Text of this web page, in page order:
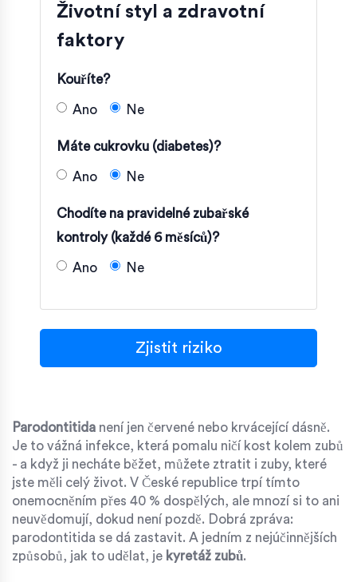
Životní styl a zdravotní
faktory
Kouříte?
Ano Ne
Máte cukrovku (diabetes)?
Ano Ne
Chodíte na pravidelné zubařské
kontroly (každé 6 měsíců)?
Ano Ne
Zjistit riziko
Parodontitida není jen červené nebo krvácející dásně.
Je to vážná infekce, která pomalu ničí kost kolem zubů
- a když ji necháte běžet, můžete ztratit i zuby, které
jste měli celý život. V České republice trpí tímto
onemocněním přes 40 % dospělých, ale mnozí si to ani
neuvědomují, dokud není pozdě. Dobrá zpráva:
parodontitida se dá zastavit. A jedním z nejúčinnějších
způsobů, jak to udělat, je kyretáž zubů.